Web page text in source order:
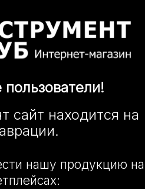
пользователи!
сайт находится на
нашу продукцию на